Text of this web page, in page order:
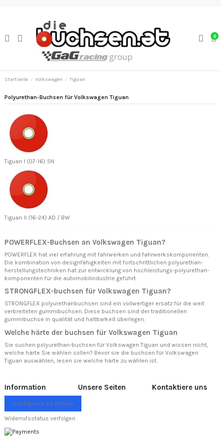
0
Startseite Volkswagen Tiguan
Polyurethan-Buchsen für Volkswagen Tiguan
Tiguan I (07-16) 5N
Tiguan II (16-24) AD / BW
POWERFLEX-Buchsen an Volkswagen Tiguan?
POWERFLEX hat viel erfahrung mit fahrwerken und fahrwerkskomponenten.
Die kombination von designfähigkeiten mit fortschrittlichen polyurethan-
herstellungstechniken hat zur entwicklung von hochleistungs-polyurethan-
komponenten für die automobilindustrie geführt.
STRONGFLEX-buchsen für Volkswagen Tiguan?
STRONGFLEX polyurethanbuchsen sind ein vollwertiger ersatz für die weit
verbreiteten gummibuchsen. Diese buchsen sind der traditionellen
gummibuchse in qualität und haltbarkeit überlegen.
Welche härte der buchsen für Volkswagen Tiguan
Sie suchen polyurethan-buchsen für Volkswagen Tiguan und wissen nicht,
welche härte Sie wählen sollen? Bevor sie die buchsen für Volkswagen
Tiguan auswählen, lesen sie welche härte zu wählen ist.
Information Unsere Seiten Kontaktiere uns
Odstúpenie od zmluvy
Widerrufsstatus verfolgen